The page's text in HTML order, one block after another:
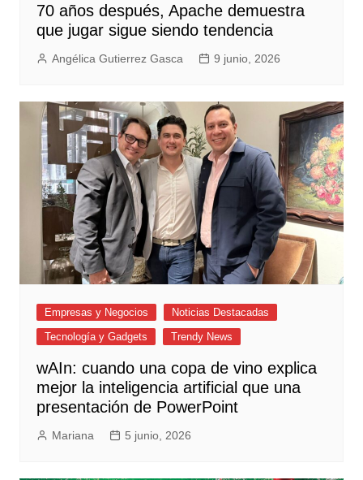
70 años después, Apache demuestra
que jugar sigue siendo tendencia
Angélica Gutierrez Gasca 9 junio, 2026
Empresas y Negocios
Noticias Destacadas
Tecnología y Gadgets
Trendy News
wAIn: cuando una copa de vino explica
mejor la inteligencia artificial que una
presentación de PowerPoint
Mariana 5 junio, 2026